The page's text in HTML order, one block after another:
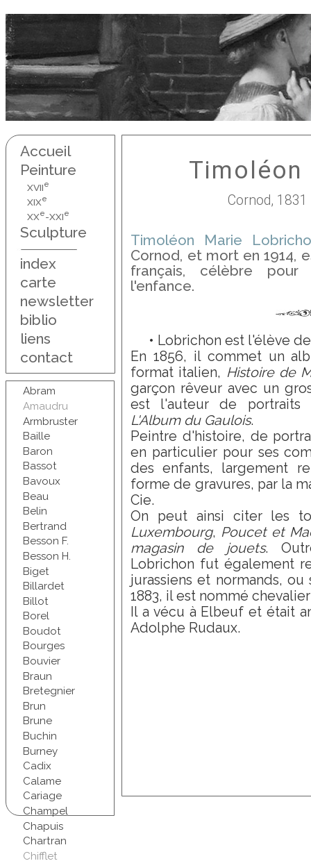
Accueil
Peinture
XVIIe
XIXe
XXe-XXIe
Sculpture
index
carte
newsletter
biblio
liens
contact
Abram
Amaudru
Armbruster
Baille
Baron
Bassot
Bavoux
Beau
Belin
Bertrand
Besson F.
Besson H.
Biget
Billardet
Billot
Borel
Boudot
Bourges
Bouvier
Braun
Bretegnier
Brun
Brune
Buchin
Burney
Cadix
Calame
Cariage
Champel
Chapuis
Chartran
Chifflet
Timoléon
Cornod,
Timoléon Marie
Cornod, et mort en 1914,
français, célèbre pour
l'enfance.
• Lobrichon est l'élève
En 1856, il commet un
format italien, Histoire de
garçon rêveur avec un
est l'auteur de portraits
L'Album du Gaulois.
Peintre d'histoire, de
en particulier pour ses
des enfants, largement
forme de gravures, par la
Cie.
On peut ainsi citer les
Luxembourg, Poucet et
magasin de jouets.
Lobrichon fut également
jurassiens et normands,
1883, il est nommé
Il a vécu à Elbeuf et était
Adolphe Rudaux.